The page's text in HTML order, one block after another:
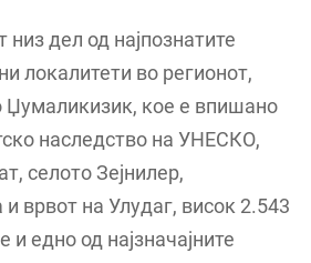
дел од најпознатите
локалитети во регионот,
Џумаликизик, кое е впишано
наследство на УНЕСКО,
селото Зејнилер,
врвот на Улудаг, висок 2.543
едно од најзначајните